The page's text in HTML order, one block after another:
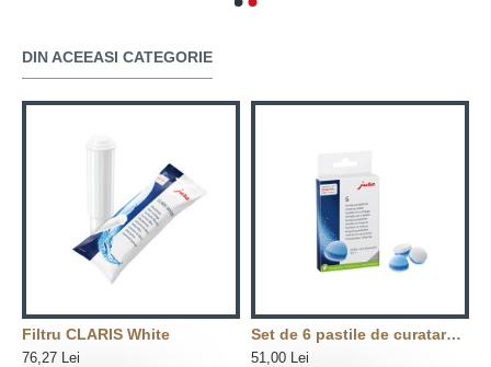
DIN ACEEASI CATEGORIE
Filtru CLARIS White
76,27 Lei
Set de 6 pastile de curatare in 3 etape
51,00 Lei